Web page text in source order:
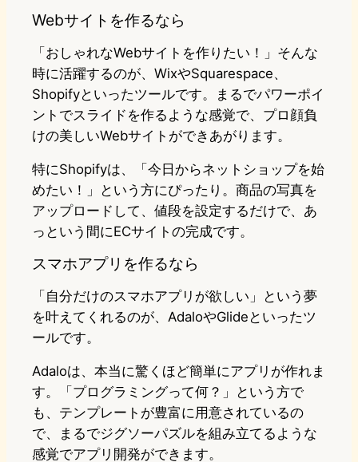
Webサイトを作るなら
「おしゃれなWebサイトを作りたい！」そんな
時に活躍するのが、WixやSquarespace、
Shopifyといったツールです。まるでパワーポイ
ントでスライドを作るような感覚で、プロ顔負
けの美しいWebサイトができあがります。
特にShopifyは、「今日からネットショップを始
めたい！」という方にぴったり。商品の写真を
アップロードして、値段を設定するだけで、あ
っという間にECサイトの完成です。
スマホアプリを作るなら
「自分だけのスマホアプリが欲しい」という夢
を叶えてくれるのが、AdaloやGlideといったツ
ールです。
Adaloは、本当に驚くほど簡単にアプリが作れま
す。「プログラミングって何？」という方で
も、テンプレートが豊富に用意されているの
で、まるでジグソーパズルを組み立てるような
感覚でアプリ開発ができます。